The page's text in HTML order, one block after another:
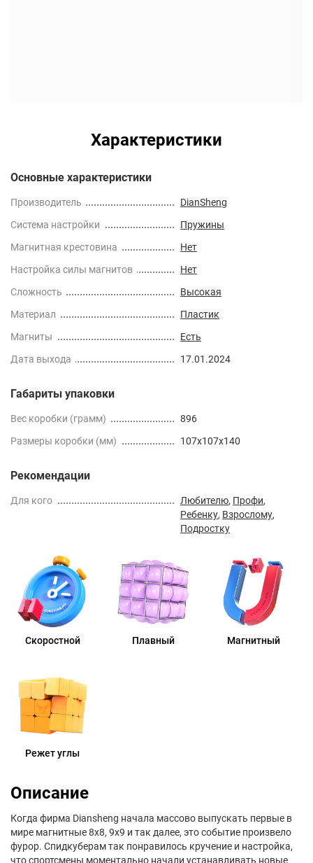
Характеристики
Основные характеристики
Производитель
DianSheng
Cистема настройки
Пружины
Магнитная крестовина
Нет
Настройка силы магнитов
Нет
Сложность
Высокая
Материал
Пластик
Магниты
Есть
Дата выхода
17.01.2024
Габариты упаковки
Вес коробки (грамм)
896
Размеры коробки (мм)
107x107x140
Рекомендации
Для кого Любителю, Профи,
Ребенку, Взрослому,
Подростку
Скоростной Плавный Магнитный
Режет углы
Описание
Когда фирма Diansheng начала массово выпускать первые в
мире магнитные 8х8, 9х9 и так далее, это событие произвело
фурор. Спидкуберам так понравилось кручение и настройка,
что спортсмены моментально начали устанавливать новые